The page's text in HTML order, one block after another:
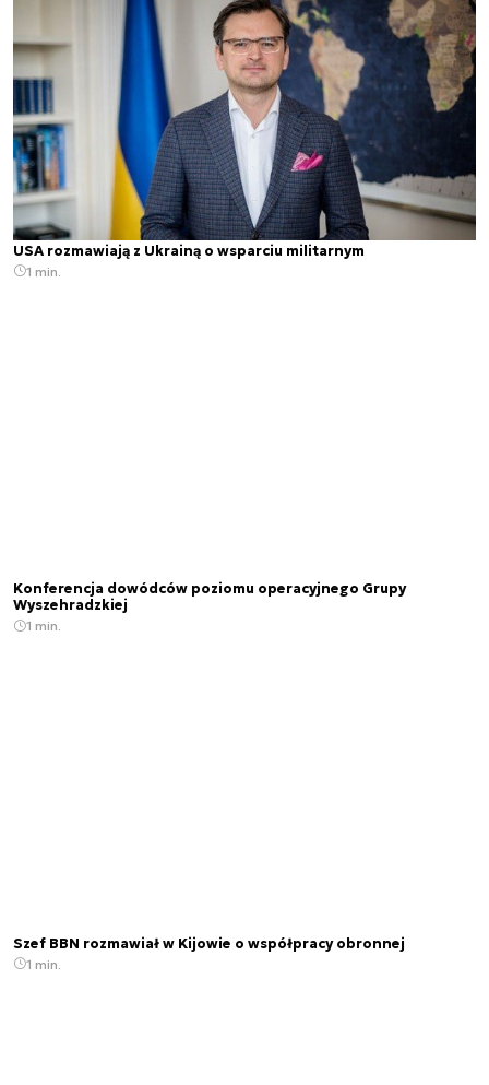
USA rozmawiają z Ukrainą o wsparciu militarnym
1 min.
Konferencja dowódców poziomu operacyjnego Grupy
Wyszehradzkiej
1 min.
Szef BBN rozmawiał w Kijowie o współpracy obronnej
1 min.